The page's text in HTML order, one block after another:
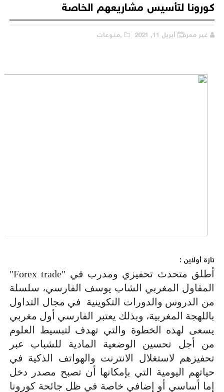
كورونا لتأسيس مشاريعهم الخاصة
غير معرف أبريل 11, 2021 ,منوعات
تازة أولاين :
أطلق متحدث تحفيزي ومدرب في Forex trade"
''
المقاول المغربي الشاب يوسف الفارسي، سلسلة
من الدروس والدورات التكوينية في مجال التداول
باللهجة المغربية، وبذلك يعتبر الفارسي أول مغربي
يسعى لهذه الخطوة والتي تهدف لتبسيط العلوم
من أجل تحسين الوضعية المادية للشباب عبر
تحفيزهم لاستغلال الانترنت والهواتف الذكية في
حياتهم اليومية التي بإمكانها أن تصبح مصدر دخل
إما أساسي أو إضافي خاصة في ظل جائحة كورونا